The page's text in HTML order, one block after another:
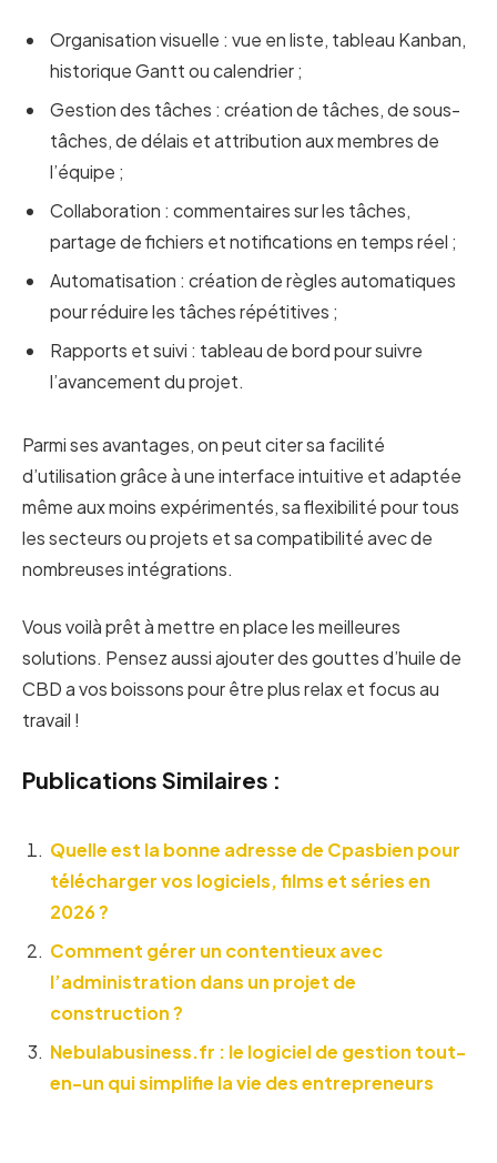
Organisation visuelle : vue en liste, tableau Kanban,
historique Gantt ou calendrier ;
Gestion des tâches : création de tâches, de sous-
tâches, de délais et attribution aux membres de
l’équipe ;
Collaboration : commentaires sur les tâches,
partage de fichiers et notifications en temps réel ;
Automatisation : création de règles automatiques
pour réduire les tâches répétitives ;
Rapports et suivi : tableau de bord pour suivre
l’avancement du projet.
Parmi ses avantages, on peut citer sa facilité
d’utilisation grâce à une interface intuitive et adaptée
même aux moins expérimentés, sa flexibilité pour tous
les secteurs ou projets et sa compatibilité avec de
nombreuses intégrations.
Vous voilà prêt à mettre en place les meilleures
solutions. Pensez aussi ajouter des gouttes d’huile de
CBD a vos boissons pour être plus relax et focus au
travail !
Publications Similaires :
Quelle est la bonne adresse de Cpasbien pour
télécharger vos logiciels, films et séries en
2026 ?
Comment gérer un contentieux avec
l’administration dans un projet de
construction ?
Nebulabusiness.fr : le logiciel de gestion tout-
en-un qui simplifie la vie des entrepreneurs